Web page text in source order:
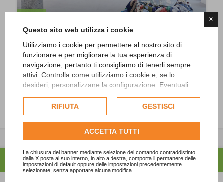
×
Questo sito web utilizza i cookie
Utilizziamo i cookie per permettere al nostro sito di
funzionare e per migliorare la tua esperienza di
navigazione, pertanto ti consigliamo di tenerli sempre
attivi. Controlla come utilizziamo i cookie e, se lo
desideri, personalizzane la configurazione. Eventuali
esclusivamente previa acquisizione del consenso
dell'utente.
Consulta l'informativa cookie completa.
RIFIUTA GESTISCI
ACCETTA TUTTI
La chiusura del banner mediante selezione del comando contraddistinto
dalla X posta al suo interno, in alto a destra, comporta il permanere delle
impostazioni di default oppure delle impostazioni precedentemente
selezionate, senza apportare alcuna modifica.
Cittadellarte
Oltre ai consueti giorni di visita (sabato e domenica), sono
previste le seguenti aperture: il 24 dicembre (con prenotazione
obbligatoria), il 26, 27, 28...
Indicazioni Aggiungi
Newsletter